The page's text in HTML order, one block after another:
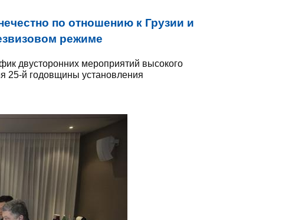
по отношению к Грузии и
режиме
двусторонних мероприятий высокого
25-й годовщины установления